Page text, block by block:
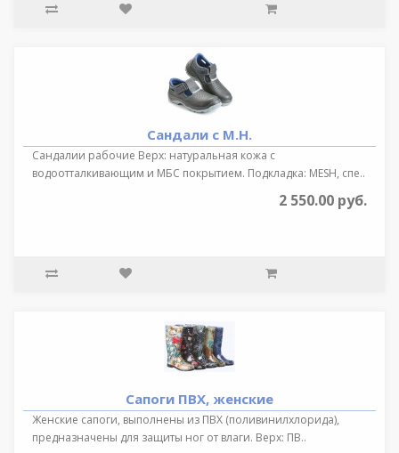
Сандали с М.Н.
Сандалии рабочие Верх: натуральная кожа с
водоотталкивающим и МБС покрытием. Подкладка: MESH, спе..
2 550.00 руб.
Сапоги ПВХ, женские
Женские сапоги, выполнены из ПВХ (поливинилхлорида),
предназначены для защиты ног от влаги. Верх: ПВ..